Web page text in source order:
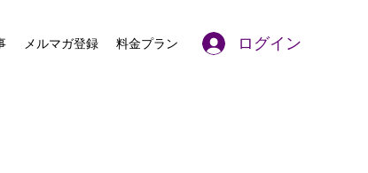
メルマガ登録 料金プラン ログイン